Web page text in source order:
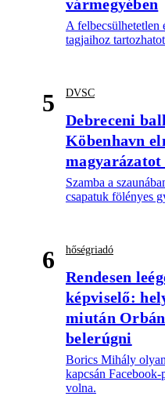
vármegyében
A felbecsülhetetlen
tagjaihoz
5 DVSC
Debreceni
Köbenhavn
magyarázatot
Szamba a
csapatuk fölényes
6 hőségriadó
Rendesen
képviselő:
miután
belerúgni
Borics Mihály
kapcsán
volna.